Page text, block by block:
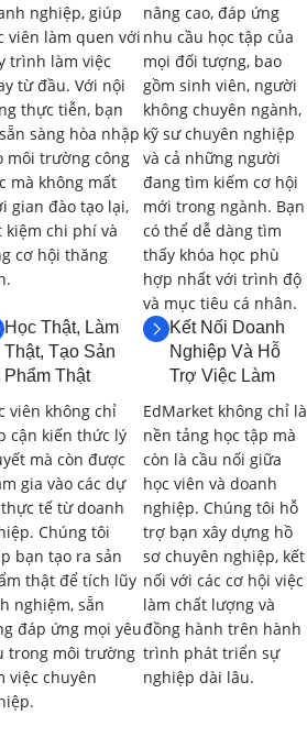
với thời lượng60 giờ , bao gồm lý
trên các nền tảng phát triển và
đây là nội dung chi tiết và thời gian
về Lập Trình Ứng
Mạng Viễn Thông (6
Trình Ứng Dụng Di
tảng di động phổ biến (Android, iOS).
phát triển ứng dụng di động
dụng di động.
lập trình cho ứng dụng di động.
Mạng Viễn Thông(2 giờ)
viễn thông (mạng di động,
dẫn…).
mạng viễn thông.
nghiệp, giúp
viên làm quen với
trình làm việc
từ đầu. Với nội
thực tiễn, bạn
sàng hòa nhập
môi trường công
mà không mất
gian đào tạo lại,
kiệm chi phí và
cơ hội thăng
nâng cao, đáp ứng
nhu cầu học tập của
mọi đối tượng, bao
gồm sinh viên, người
không chuyên ngành,
kỹ sư chuyên nghiệp
và cả những người
đang tìm kiếm cơ hội
mới trong ngành. Bạn
có thể dễ dàng tìm
thấy khóa học phù
hợp nhất với trình độ
và mục tiêu cá nhân.
Học Thật, Làm
Thật, Tạo Sản
Phẩm Thật
viên không chỉ
cận kiến thức lý
mà còn được
gia vào các dự
tế từ doanh
Chúng tôi
bạn tạo ra sản
thật để tích lũy
nghiệm, sẵn
đáp ứng mọi yêu
trong môi trường
việc chuyên
Kết Nối Doanh
Nghiệp Và Hỗ
Trợ Việc Làm
EdMarket không chỉ là
nền tảng học tập mà
còn là cầu nối giữa
học viên và doanh
nghiệp. Chúng tôi hỗ
trợ bạn xây dựng hồ
sơ chuyên nghiệp, kết
nối với các cơ hội việc
làm chất lượng và
đồng hành trên hành
trình phát triển sự
nghiệp dài lâu.